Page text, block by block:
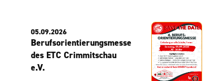
05.09.2026
Berufsorientierungsmesse
des ETC Crimmitschau
e.V.